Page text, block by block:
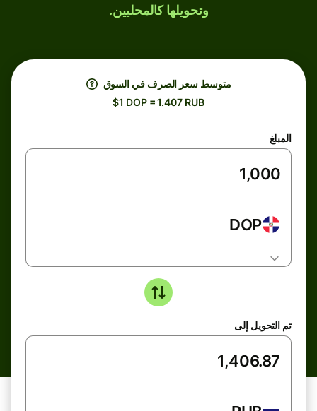
وتحويلها كالمحليين.
متوسط ​​سعر الصرف في السوق
$1 DOP = 1.407 RUB
المبلغ
DOP
تم التحويل إلى